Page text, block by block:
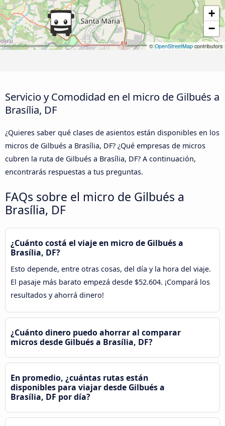
+
−
© OpenStreetMapcontributors
Servicio y Comodidad en el micro de Gilbués a
Brasília, DF
¿Quieres saber qué clases de asientos están disponibles en los
micros de Gilbués a Brasília, DF? ¿Qué empresas de micros
cubren la ruta de Gilbués a Brasília, DF? A continuación,
encontrarás respuestas a tus preguntas.
FAQs sobre el micro de Gilbués a
Brasília, DF
¿Cuánto costá el viaje en micro de Gilbués a
Brasília, DF?
Esto depende, entre otras cosas, del día y la hora del viaje.
El pasaje más barato empezá desde $52.604. ¡Compará los
resultados y ahorrá dinero!
¿Cuánto dinero puedo ahorrar al comparar
micros desde Gilbués a Brasília, DF?
En promedio, ¿cuántas rutas están
disponibles para viajar desde Gilbués a
Brasília, DF por día?